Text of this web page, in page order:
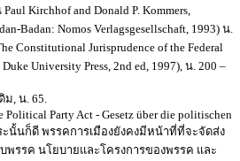
Kirchhof and Donald P. Kommers,
Badan: Nomos Verlagsgesellschaft, 1993) น.
Constitutional Jurisprudence of the Federal
University Press, 2nd ed, 1997), น. 200 –
, น. 65.
Party Act - Gesetz über die politischen
ระนั้นก็ดี พรรคการเมืองยังคงมีหน้าที่ที่จะจัดส่ง
พรรค นโยบายและโครงการของพรรค และ